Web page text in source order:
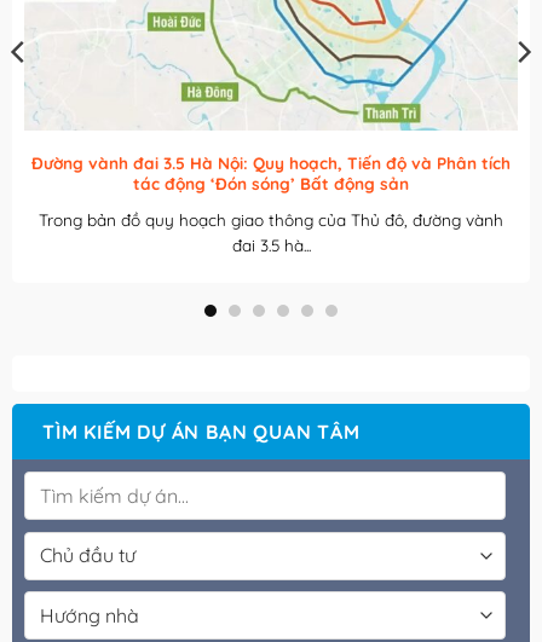
Đường Vành đai 2 Hà Nội: Quy hoạch, Tiến độ và Phân tích
tác động “Lõi Vàng” Bất động sản
Trong hệ thống giao thông xương sống của Thủ đô, đường
vành đai 2 hà...
TÌM KIẾM DỰ ÁN BẠN QUAN TÂM